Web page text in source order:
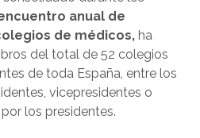
anual de
de médicos, ha
del total de 52 colegios
de toda España, entre los
vicepresidentes o
los presidentes.